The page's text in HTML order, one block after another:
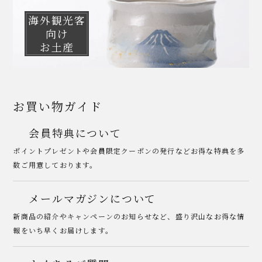
海外観光客
向け
お土産
お買い物ガイド
会員特典について
ポイントプレゼントや会員限定クーポンの発行などお得な特典を多
数ご用意しております。
メールマガジンについて
新商品の紹介やキャンペーンのお知らせなど、盛り沢山なお得な情
報をいち早くお届けします。